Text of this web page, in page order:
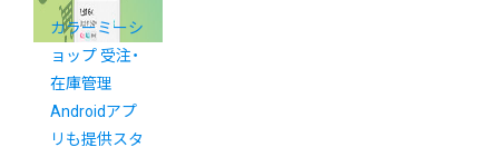
カラーミーシ
ョップ 受注・
在庫管理
Androidアプ
リも提供スタ